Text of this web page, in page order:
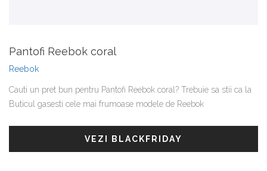
Pantofi Reebok coral
Reebok
Cauti un pret bun pentru Pantofi Reebok coral? Trebuie sa stii ca la
Buticul gasesti cele mai frumoase modele de Reebok
VEZI BLACKFRIDAY